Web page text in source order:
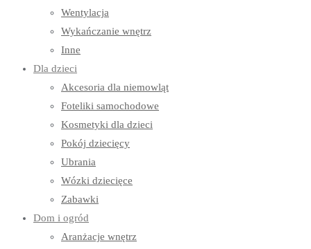
Wentylacja
Wykańczanie wnętrz
Inne
Dla dzieci
Akcesoria dla niemowląt
Foteliki samochodowe
Kosmetyki dla dzieci
Pokój dziecięcy
Ubrania
Wózki dziecięce
Zabawki
Dom i ogród
Aranżacje wnętrz